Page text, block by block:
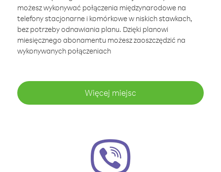
możesz wykonywać połączenia międzynarodowe na
telefony stacjonarne i komórkowe w niskich stawkach,
bez potrzeby odnawiania planu. Dzięki planowi
miesięcznego abonamentu możesz zaoszczędzić na
wykonywanych połączeniach
Więcej miejsc